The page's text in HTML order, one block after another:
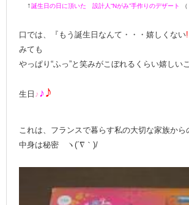
↑誕生日の日に頂いた 設計人“Nがみ”手作りのデザート （
口では、『もう誕生日なんて・・・嬉しくない!
みても
やっぱり“ふっ”と笑みがこぼれるくらい嬉しい
生日 ♪ ♪♪
これは、フランスで暮らす私の大切な家族から
中身は秘密 ヽ(´∇｀)/